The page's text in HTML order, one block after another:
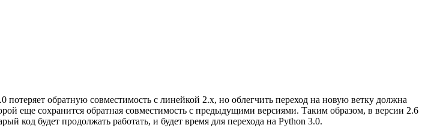
обратную совместимость с линейкой 2.x, но облегчить переход на новую ветку должна
еще сохранится обратная совместимость с предыдущими версиями. Таким образом, в версии 2.6
код будет продолжать работать, и будет время для перехода на Python 3.0.